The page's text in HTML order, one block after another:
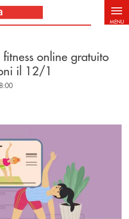
MENU
online gratuito
il 12/1